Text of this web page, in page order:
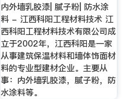
内外墙乳胶漆| 腻子粉| 防水涂
料 - 江西科阳工程材料技术 江
西科阳工程材料技术有限公司成
立于2002年，江西科阳是一家
从事建筑保温材料和墙体饰面材
料的专业型建材企业。主要从
事：内外墙乳胶漆，腻子粉，防
水涂料等。